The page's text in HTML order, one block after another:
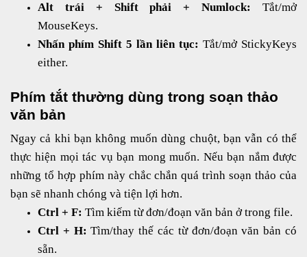
Alt trái + Shift phải + Numlock:
Tắt/mở
MouseKeys.
Nhấn phím Shift 5 lần liên tục: Tắt/mở StickyKeys
either.
Phím tắt thường dùng trong soạn thảo
văn bản
Ngay cả khi bạn không muốn dùng chuột, bạn vẫn có thể
thực hiện mọi tác vụ bạn mong muốn. Nếu bạn nắm được
những tổ hợp phím này chắc chắn quá trình soạn thảo của
bạn sẽ nhanh chóng và tiện lợi hơn.
Ctrl + F: Tìm kiếm từ đơn/đoạn văn bản ở trong file.
Ctrl + H: Tìm/thay thế các từ đơn/đoạn văn bản có
sẵn.